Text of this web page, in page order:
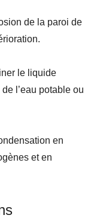
de la paroi de
le liquide
l’eau potable ou
en
et en